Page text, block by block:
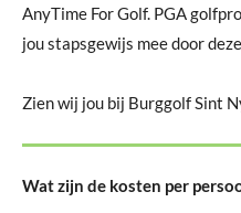
AnyTime For Golf. PGA
jou stapsgewijs mee door
Zien wij jou bij Burggolf Sint
Wat zijn de kosten per